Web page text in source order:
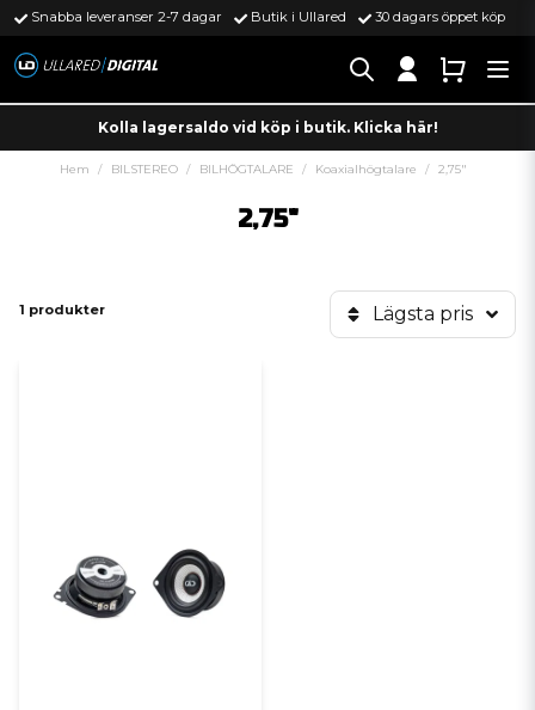
Snabba leveranser 2-7 dagar Butik i Ullared 30 dagars öppet köp
Kolla lagersaldo vid köp i butik. Klicka här!
Hem BILSTEREO BILHÖGTALARE Koaxialhögtalare 2,75"
2,75"
1 produkter Lägsta pris